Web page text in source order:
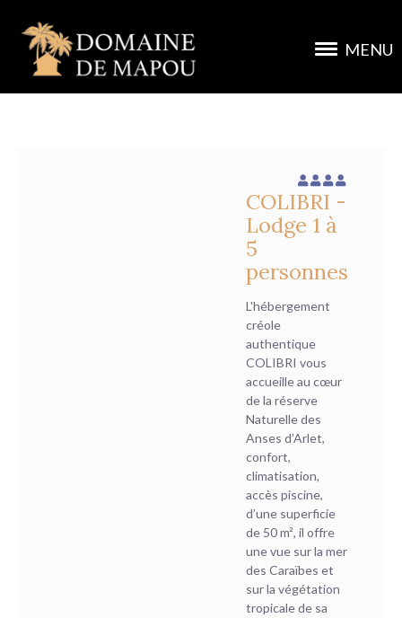
MENU
COLIBRI -
Lodge 1 à
5
personnes
L'hébergement
créole
authentique
COLIBRI vous
accueille au cœur
de la réserve
Naturelle des
Anses d’Arlet,
confort,
climatisation,
accès piscine,
d’une superficie
de 50 m², il offre
une vue sur la mer
des Caraïbes et
sur la végétation
tropicale de sa